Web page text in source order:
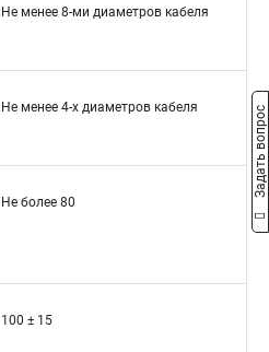
Не менее 8-ми диаметров кабеля
Не менее 4-х диаметров кабеля
Не более 80
100 ± 15
Задать вопрос